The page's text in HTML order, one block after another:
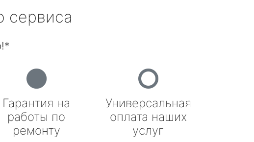
сервиса
Гарантия на
работы по
ремонту
Универсальная
оплата наших
услуг